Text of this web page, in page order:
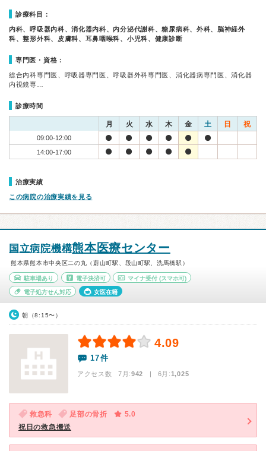
診療科目：
内科、呼吸器内科、消化器内科、内分泌代謝科、糖尿病科、外科、脳神経外
科、整形外科、皮膚科、耳鼻咽喉科、小児科、健康診断
専門医・資格：
総合内科専門医、呼吸器専門医、呼吸器外科専門医、消化器病専門医、消化器
内視鏡専…
診療時間
月 火 水 木 金 土 日 祝
09:00-12:00
14:00-17:00
治療実績
この病院の治療実績を見る
国立病院機構熊本医療センター
熊本県熊本市中央区二の丸（蔚山町駅、段山町駅、洗馬橋駅）
駐車場あり 電子決済可 マイナ受付 (スマホ可)
電子処方せん対応 女医在籍
朝（8:15〜）
4.09
17件
アクセス数 7月:942 | 6月:1,025
救急科 足部の骨折
5.0
祝日の救急搬送